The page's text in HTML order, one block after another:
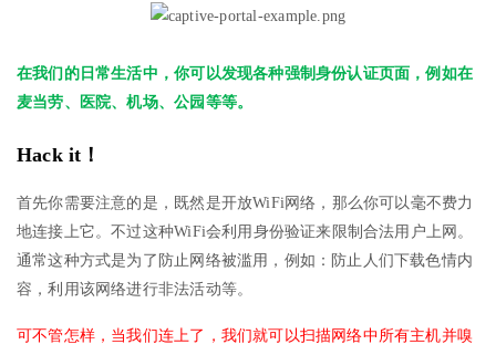
在我们的日常生活中，你可以发现各种强制身份认证页面，例如在
麦当劳、医院、机场、公园等等。
Hack it！
首先你需要注意的是，既然是开放WiFi网络，那么你可以毫不费力
地连接上它。不过这种WiFi会利用身份验证来限制合法用户上网。
通常这种方式是为了防止网络被滥用，例如：防止人们下载色情内
容，利用该网络进行非法活动等。
可不管怎样，当我们连上了，我们就可以扫描网络中所有主机并嗅